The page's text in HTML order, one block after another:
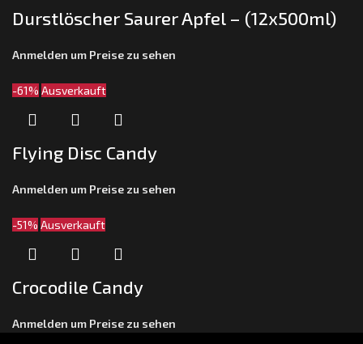
Durstlöscher Saurer Apfel – (12x500ml)
Anmelden um Preise zu sehen
-61% Ausverkauft
Flying Disc Candy
Anmelden um Preise zu sehen
-51% Ausverkauft
Crocodile Candy
Anmelden um Preise zu sehen